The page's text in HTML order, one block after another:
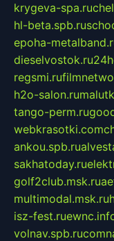
krygeva-spa.ru
hl-beta.spb.ru
epoha-
dieselvostok.ru
regsmi.ru
h2o-salon.ru
tango-perm.ru
webkrasotki.com
ankou.spb.ru
sakhatoday.ru
golf2club.msk.ru
multimodal.msk.ru
isz-fest.ru
volnav.spb.ru